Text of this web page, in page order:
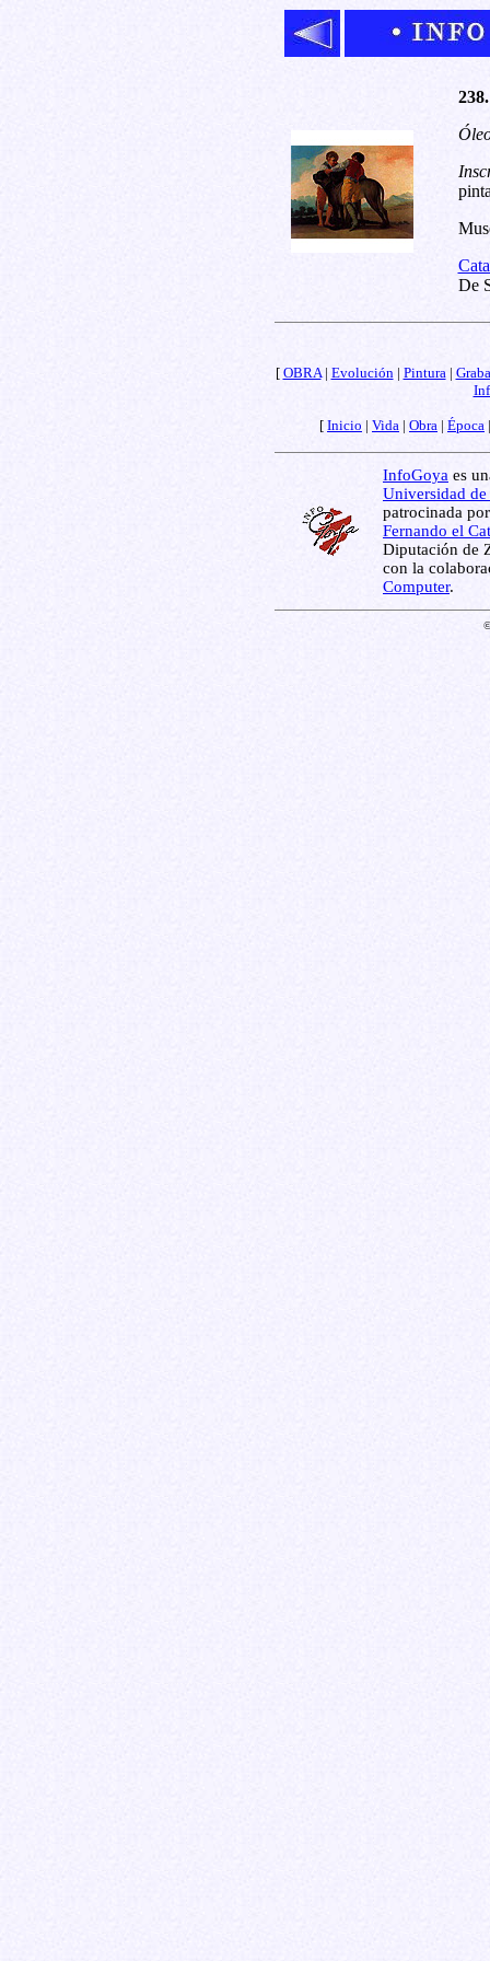
De
[ OBRA| Evolución| Pintura|
[ Inicio | Vida | Obra | Época
InfoGoya es
Universidad de
patrocinada
Fernando el
Diputación de
con la
Computer.